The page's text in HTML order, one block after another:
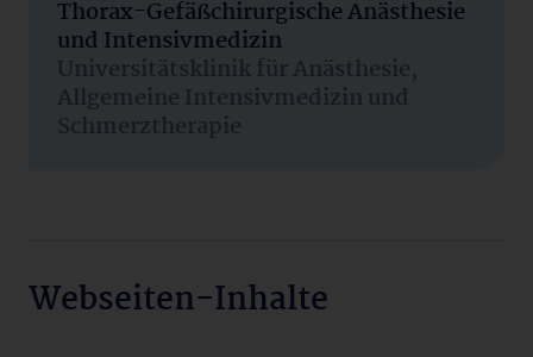
Thorax-Gefäßchirurgische Anästhesie
und Intensivmedizin
Universitätsklinik für Anästhesie,
Allgemeine Intensivmedizin und
Schmerztherapie
Webseiten-Inhalte